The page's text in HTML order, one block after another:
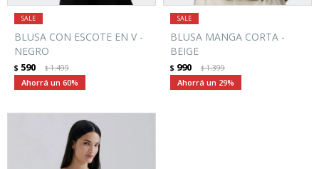
BLUSA CON ESCOTE EN V -
NEGRO
$ 590 $1.499
60
BLUSA MANGA CORTA -
BEIGE
$ 990 $1.399
29